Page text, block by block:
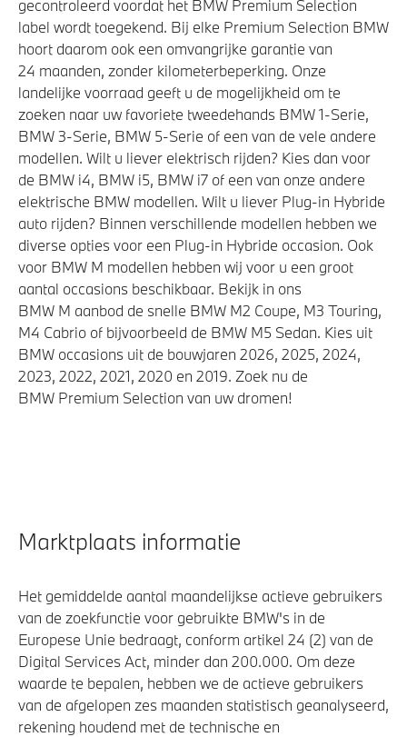
gecontroleerd voordat het BMW Premium Selection
label wordt toegekend. Bij elke Premium Selection BMW
hoort daarom ook een omvangrijke garantie van
24 maanden, zonder kilometerbeperking. Onze
landelijke voorraad geeft u de mogelijkheid om te
zoeken naar uw favoriete tweedehands BMW 1-Serie,
BMW 3-Serie, BMW 5-Serie of een van de vele andere
modellen. Wilt u liever elektrisch rijden? Kies dan voor
de BMW i4, BMW i5, BMW i7 of een van onze andere
elektrische BMW modellen. Wilt u liever Plug-in Hybride
auto rijden? Binnen verschillende modellen hebben we
diverse opties voor een Plug-in Hybride occasion. Ook
voor BMW M modellen hebben wij voor u een groot
aantal occasions beschikbaar. Bekijk in ons
BMW M aanbod de snelle BMW M2 Coupe, M3 Touring,
M4 Cabrio of bijvoorbeeld de BMW M5 Sedan. Kies uit
BMW occasions uit de bouwjaren 2026, 2025, 2024,
2023, 2022, 2021, 2020 en 2019. Zoek nu de
BMW Premium Selection van uw dromen!
Marktplaats informatie
Het gemiddelde aantal maandelijkse actieve gebruikers
van de zoekfunctie voor gebruikte BMW's in de
Europese Unie bedraagt, conform artikel 24 (2) van de
Digital Services Act, minder dan 200.000. Om deze
waarde te bepalen, hebben we de actieve gebruikers
van de afgelopen zes maanden statistisch geanalyseerd,
rekening houdend met de technische en